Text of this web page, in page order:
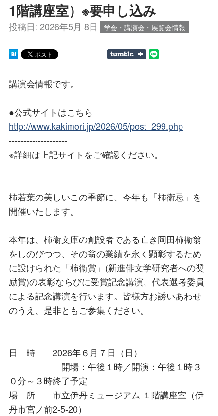
1階講座室）※要申し込み
投稿日: 2026年5月 8日 学会・講演会・展覧会情報
講演会情報です。
●公式サイトはこちら
http://www.kakimori.jp/2026/05/post_299.php
--------------------
※詳細は上記サイトをご確認ください。
柿若葉の美しいこの季節に、今年も「柿衞忌」を
開催いたします。
本年は、柿衞文庫の創設者である亡き岡田柿衞翁
をしのびつつ、その翁の業績を永く顕彰するため
に設けられた「柿衞賞」(新進俳文学研究者への奨
励賞)の表彰ならびに受賞記念講演、代表選考委員
による記念講演を行います。皆様方お誘いあわせ
のうえ、是非ともご参集ください。
日 時 2026年６月７日（日）
開場：午後１時／開演：午後１時３
０分～３時終了予定
場 所 市立伊丹ミュージアム １階講座室（伊
丹市宮ノ前2-5-20）